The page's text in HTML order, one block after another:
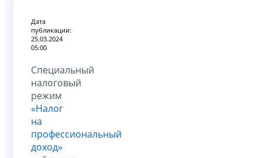
Дата
публикации:
25.03.2024
05:00
Специальный
налоговый
режим
«Налог
на
профессиональный
доход»